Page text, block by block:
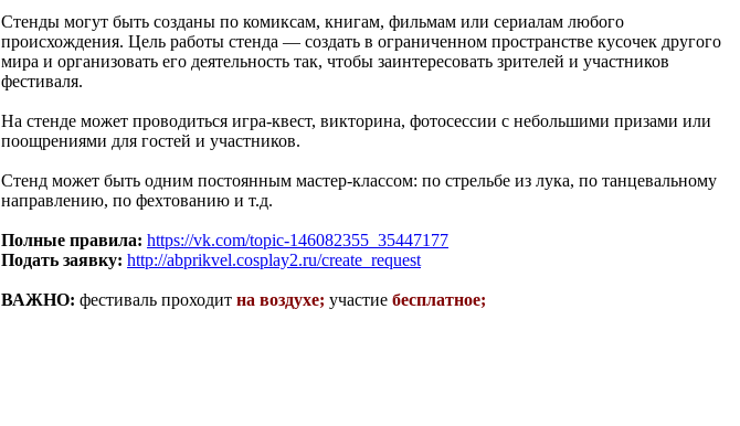
Стенды могут быть созданы по комиксам, книгам, фильмам или сериалам любого
происхождения. Цель работы стенда — создать в ограниченном пространстве кусочек другого
мира и организовать его деятельность так, чтобы заинтересовать зрителей и участников
фестиваля.
На стенде может проводиться игра-квест, викторина, фотосессии с небольшими призами или
поощрениями для гостей и участников.
Стенд может быть одним постоянным мастер-классом: по стрельбе из лука, по танцевальному
направлению, по фехтованию и т.д.
Полные правила: https://vk.com/topic-146082355_35447177
Подать заявку: http://abprikvel.cosplay2.ru/create_request
ВАЖНО: фестиваль проходит на воздухе; участие бесплатное;